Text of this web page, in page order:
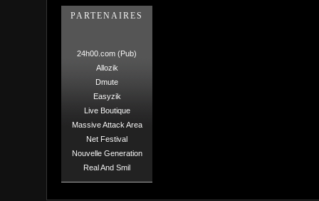
PARTENAIRES
24h00.com (Pub)
Allozik
Dmute
Easyzik
Live Boutique
Massive Attack Area
Net Festival
Nouvelle Generation
Real And Smil